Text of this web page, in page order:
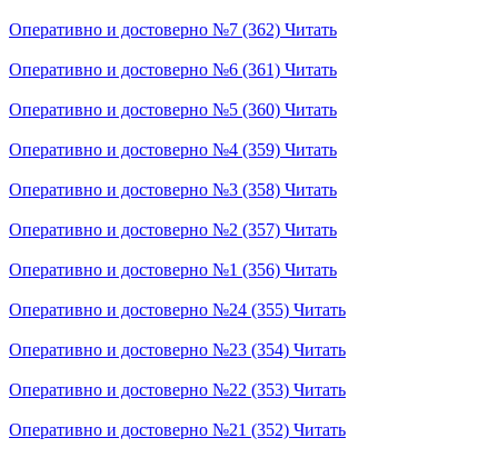
Оперативно и достоверно №7 (362) Читать
Оперативно и достоверно №6 (361) Читать
Оперативно и достоверно №5 (360) Читать
Оперативно и достоверно №4 (359) Читать
Оперативно и достоверно №3 (358) Читать
Оперативно и достоверно №2 (357) Читать
Оперативно и достоверно №1 (356) Читать
Оперативно и достоверно №24 (355) Читать
Оперативно и достоверно №23 (354) Читать
Оперативно и достоверно №22 (353) Читать
Оперативно и достоверно №21 (352) Читать